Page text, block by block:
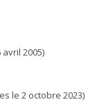
2005)
le 2 octobre 2023)